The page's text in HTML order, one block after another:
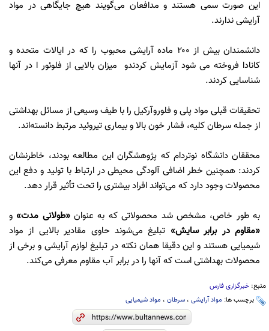
این صورت سمی هستند و مدافعان می‌گویند هیچ جایگاهی در مواد
آرایشی ندارند.
دانشمندان بیش از ۲۰۰ ماده آرایشی محبوب را که در ایالات متحده و
کانادا فروخته می شود آزمایش کردندو میزان بالایی از فلوئور ا در آنها
شناسایی کردند.
تحقیقات قبلی مواد پلی و فلوروآرکیل را با طیف وسیعی از مسائل بهداشتی
از جمله سرطان کلیه، فشار خون بالا و بیماری تیروئید مرتبط دانسته‌اند.
محققان دانشگاه نوتردام که پژوهشگران این مطالعه بودند، خاطرنشان
کردند: همچنین خطر اضافی آلودگی محیطی در ارتباط با تولید و دفع این
محصولات وجود دارد که می‌تواند افراد بیشتری را تحت تأثیر قرار دهد.
به طور خاص، مشخص شد محصولاتی که به عنوان«طولانی مدت» و
«مقاوم در برابر سایش» تبلیغ می‌شوند حاوی مقادیر بالایی از مواد
شیمیایی هستند و این دقیقا همان نکته در تبلیغ لوازم آرایشی و برخی از
محصولات بهداشتی است که آنها را در برابر آب مقاوم معرفی می‌کند.
منبع: خبرگزاری فارس
برچسب ها: مواد آرایشی ، سرطان ، مواد شیمیایی